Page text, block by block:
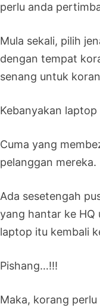
perlu anda
Mula sekali, pilih
dengan tempat
senang untuk
Kebanyakan
Cuma yang
pelanggan mereka.
Ada sesetengah
yang hantar ke HQ
laptop itu kembali
Pishang…!!!
Maka, korang